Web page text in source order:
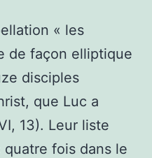
« les
de façon elliptique
disciples
que Luc a
13). Leur liste
fois dans le